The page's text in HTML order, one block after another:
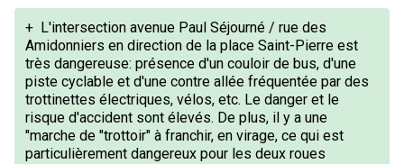
+ L'intersection avenue Paul Séjourné / rue des
Amidonniers en direction de la place Saint-Pierre est
très dangereuse: présence d'un couloir de bus, d'une
piste cyclable et d'une contre allée fréquentée par des
trottinettes électriques, vélos, etc. Le danger et le
risque d'accident sont élevés. De plus, il y a une
"marche de "trottoir" à franchir, en virage, ce qui est
particulièrement dangereux pour les deux roues